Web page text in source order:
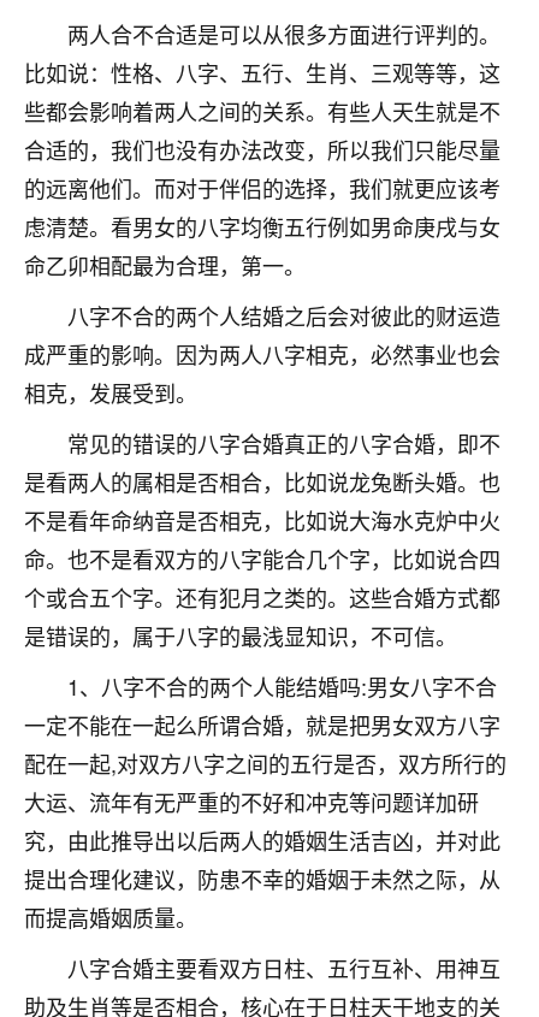
两人合不合适是可以从很多方面进行评判的。
比如说：性格、八字、五行、生肖、三观等等，这
些都会影响着两人之间的关系。有些人天生就是不
合适的，我们也没有办法改变，所以我们只能尽量
的远离他们。而对于伴侣的选择，我们就更应该考
虑清楚。看男女的八字均衡五行例如男命庚戌与女
命乙卯相配最为合理，第一。
八字不合的两个人结婚之后会对彼此的财运造
成严重的影响。因为两人八字相克，必然事业也会
相克，发展受到。
常见的错误的八字合婚真正的八字合婚，即不
是看两人的属相是否相合，比如说龙兔断头婚。也
不是看年命纳音是否相克，比如说大海水克炉中火
命。也不是看双方的八字能合几个字，比如说合四
个或合五个字。还有犯月之类的。这些合婚方式都
是错误的，属于八字的最浅显知识，不可信。
1、八字不合的两个人能结婚吗:男女八字不合
一定不能在一起么所谓合婚，就是把男女双方八字
配在一起,对双方八字之间的五行是否，双方所行的
大运、流年有无严重的不好和冲克等问题详加研
究，由此推导出以后两人的婚姻生活吉凶，并对此
提出合理化建议，防患不幸的婚姻于未然之际，从
而提高婚姻质量。
八字合婚主要看双方日柱、五行互补、用神互
助及生肖等是否相合，核心在于日柱天干地支的关
鹿森：可怜天下父母心啊！
3小时前 来自河北 16
付深
我是公司人事调整，有升迁机会，但同时竞争的我们
三个，找老师的时候是抱着侥幸心理，没想到老师看
着我晋升有望，我半信半疑的按照老师建议，做了化
太岁还有一个发钱粮，本来年前的人事调整，拖到年
职第一个就是我，职务无所谓，主要是底薪加了
3000，非常开心，无论如何，感恩感谢！🙏🏻
鹿森：恭喜升职加薪！！，请客吗？�
12小时前 来自北京 32
心心相印
我身体不太好，总是病病殃殃的，去检查又没什么大
问题，反正就是不舒服。中医西医看遍了，找不到问
题，后来无意中看到有人推荐慧来老师，跟老师聊过
之后，心情豁然开朗，也听老师建议，处理了一些因
了，老师说境随心转，现在深有体会了。
鹿森：是的，其实跟老师聊过之后，最大的感
触，首先就是心态会变好，万般皆是命，半点
不由人！
1天前 来自四川 9
金白水清
鹿森：慧来老师微信：gjsy0624